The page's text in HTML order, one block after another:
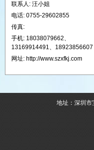
联系人: 汪小姐
电话: 0755-29602855
传真:
手机: 18038079662、
13169914491、18923856607
网址: http://www.szxfkj.com
地址：深圳